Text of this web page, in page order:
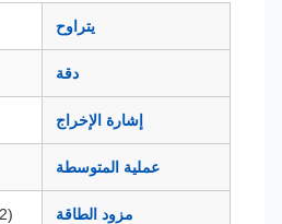
يتراوح
إشارة الإخراج
عملية المتوسطة
مزود الطاقة